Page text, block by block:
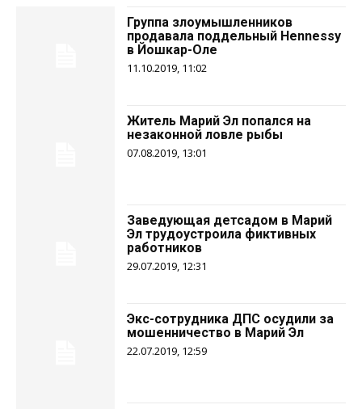
Группа злоумышленников
продавала поддельный Hennessy
в Йошкар-Оле
11.10.2019, 11:02
Житель Марий Эл попался на
незаконной ловле рыбы
07.08.2019, 13:01
Заведующая детсадом в Марий
Эл трудоустроила фиктивных
работников
29.07.2019, 12:31
Экс-сотрудника ДПС осудили за
мошенничество в Марий Эл
22.07.2019, 12:59